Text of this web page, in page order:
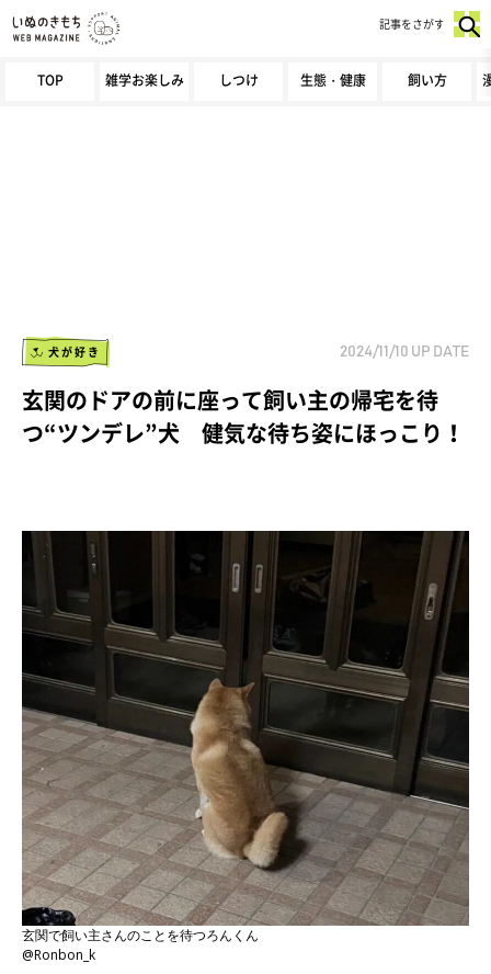
TOP 雑学お楽しみ しつけ 生態・健康 飼い方
記事をさがす
犬が好き 2024/11/10 UP DATE
玄関のドアの前に座って飼い主の帰宅を待
つ“ツンデレ”犬 健気な待ち姿にほっこり！
玄関で飼い主さんのことを待つろんくん
@Ronbon_k